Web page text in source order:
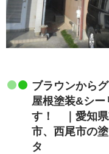
ブラウンから
屋根塗装&シ
す！ ｜愛知
市、西尾市の
タ